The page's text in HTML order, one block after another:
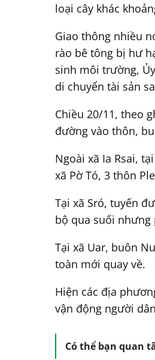
loại cây khác
Giao thông nhiều
rào bê tông bị hư
sinh môi trường,
di chuyển tài sản
Chiều 20/11, theo
đường vào thôn,
Ngoài xã Ia Rsai,
xã Pờ Tó, 3 thôn
Tại xã Sró, tuyến
bộ qua suối nhưng
Tại xã Uar, buôn
toàn mới quay về.
Hiện các địa
vận động người
Có thể bạn quan